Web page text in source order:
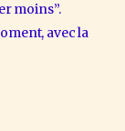
moins”.
avec la